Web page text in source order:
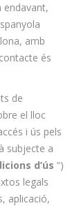
endavant,
amb
és
de
el lloc
i ús pels
subjecte a
d’ús “)
legals
aplicació,